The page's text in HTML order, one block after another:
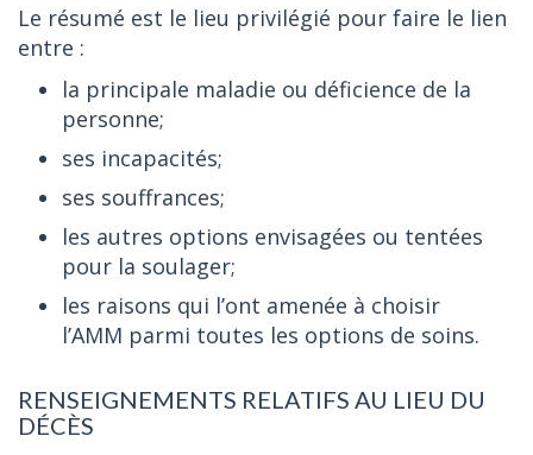
Le résumé est le lieu privilégié pour faire le lien
entre :
la principale maladie ou déficience de la
personne;
ses incapacités;
ses souffrances;
les autres options envisagées ou tentées
pour la soulager;
les raisons qui l’ont amenée à choisir
l’AMM parmi toutes les options de soins.
RENSEIGNEMENTS RELATIFS AU LIEU DU
DÉCÈS